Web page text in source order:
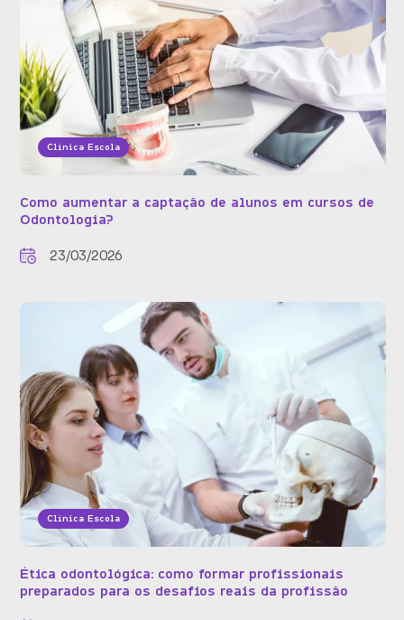
Clínica Escola
Como aumentar a captação de alunos em cursos de
Odontologia?
23/03/2026
Clínica Escola
Ética odontológica: como formar profissionais
preparados para os desafios reais da profissão